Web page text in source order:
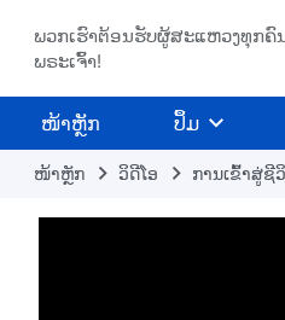
ພວກເຮົາຕ້ອນຮັບຜູ້ສະແຫວງທຸກຄົ
ພຣະເຈົ້າ!
​ໜ້າຫຼັກ ປຶ້ມ
ໜ້າຫຼັກ ​ວິ​ດີ​ໂອ ການເຂົ້າສູ່ຊີ